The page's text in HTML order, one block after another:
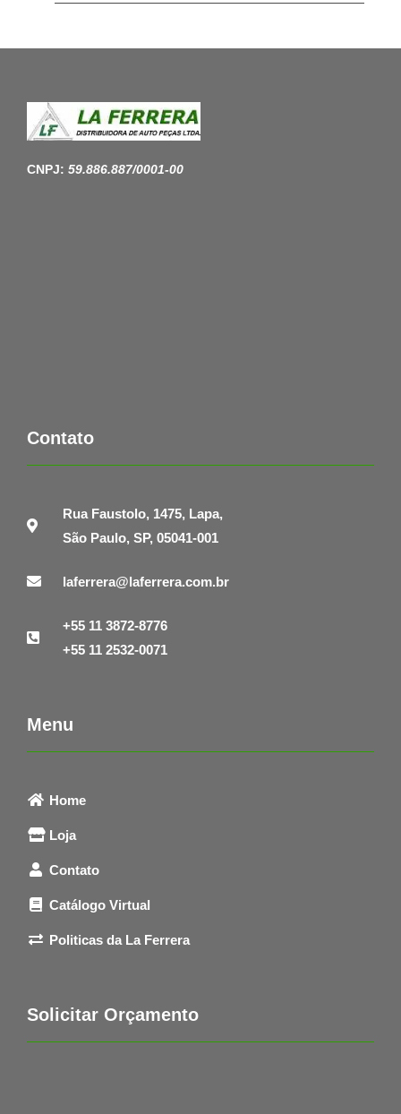
CNPJ: 59.886.887/0001-00
Contato
Rua Faustolo, 1475, Lapa,
São Paulo, SP, 05041-001
laferrera@laferrera.com.br
+55 11 3872-8776
+55 11 2532-0071
Menu
Home
Loja
Contato
Catálogo Virtual
Politicas da La Ferrera
Solicitar Orçamento